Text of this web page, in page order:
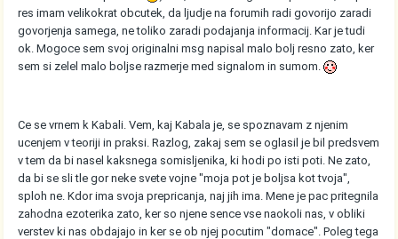
res imam velikokrat obcutek, da ljudje na forumih radi govorijo zaradi
govorjenja samega, ne toliko zaradi podajanja informacij. Kar je tudi
ok. Mogoce sem svoj originalni msg napisal malo bolj resno zato, ker
sem si zelel malo boljse razmerje med signalom in sumom.
Ce se vrnem k Kabali. Vem, kaj Kabala je, se spoznavam z njenim
ucenjem v teoriji in praksi. Razlog, zakaj sem se oglasil je bil predsvem
v tem da bi nasel kaksnega somisljenika, ki hodi po isti poti. Ne zato,
da bi se sli tle gor neke svete vojne "moja pot je boljsa kot tvoja",
sploh ne. Kdor ima svoja prepricanja, naj jih ima. Mene je pac pritegnila
zahodna ezoterika zato, ker so njene sence vse naokoli nas, v obliki
verstev ki nas obdajajo in ker se ob njej pocutim "domace". Poleg tega